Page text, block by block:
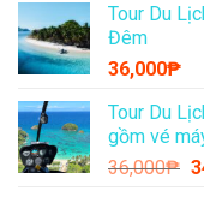
Tour Du
Đêm
36,000₱
Tour Du
gồm vé
36,000₱